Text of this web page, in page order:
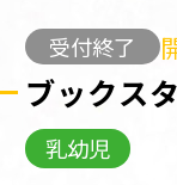
受付終了
ブックス
乳幼児